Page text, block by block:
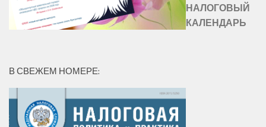
НАЛОГОВЫЙ
КАЛЕНДАРЬ
В СВЕЖЕМ НОМЕРЕ: